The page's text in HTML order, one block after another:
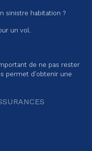
sinistre habitation ?
un vol.
de ne pas rester
permet d’obtenir une